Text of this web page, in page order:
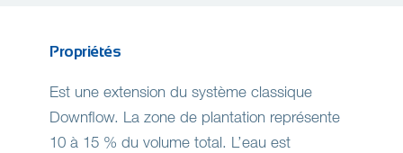
Propriétés
Est une extension du système classique
Downflow. La zone de plantation représente
10 à 15 % du volume total. L’eau est